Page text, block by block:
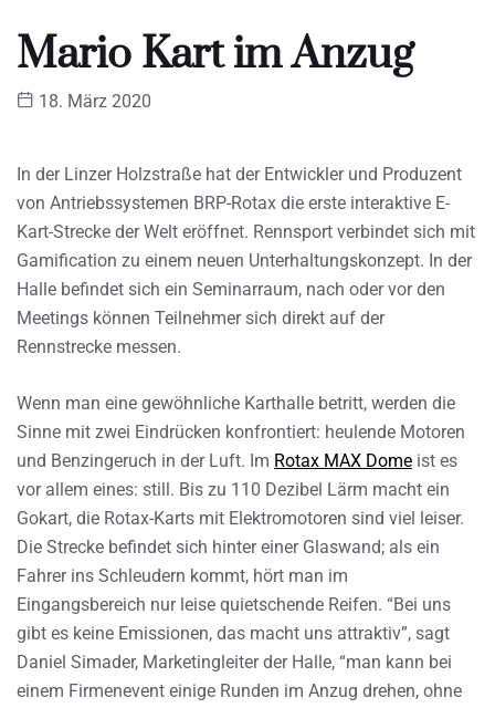
Mario Kart im Anzug
18. März 2020
In der Linzer Holzstraße hat der Entwickler und Produzent
von Antriebssystemen BRP-Rotax die erste interaktive E-
Kart-Strecke der Welt eröffnet. Rennsport verbindet sich mit
Gamification zu einem neuen Unterhaltungskonzept. In der
Halle befindet sich ein Seminarraum, nach oder vor den
Meetings können Teilnehmer sich direkt auf der
Rennstrecke messen.
Wenn man eine gewöhnliche Karthalle betritt, werden die
Sinne mit zwei Eindrücken konfrontiert: heulende Motoren
und Benzingeruch in der Luft. Im Rotax MAX Dome ist es
vor allem eines: still. Bis zu 110 Dezibel Lärm macht ein
Gokart, die Rotax-Karts mit Elektromotoren sind viel leiser.
Die Strecke befindet sich hinter einer Glaswand; als ein
Fahrer ins Schleudern kommt, hört man im
Eingangsbereich nur leise quietschende Reifen. “Bei uns
gibt es keine Emissionen, das macht uns attraktiv”, sagt
Daniel Simader, Marketingleiter der Halle, “man kann bei
einem Firmenevent einige Runden im Anzug drehen, ohne